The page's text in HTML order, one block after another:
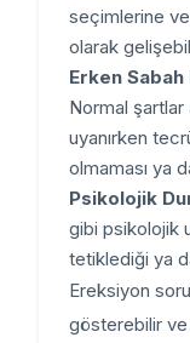
seçimlerine
olarak
Erken
Normal şartlar
uyanırken
olmaması ya
Psikolojik
gibi psikolojik
tetiklediği ya
Ereksiyon
gösterebilir ve